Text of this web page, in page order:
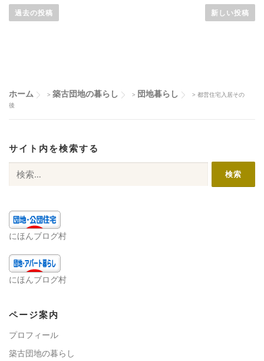
稿
シ
ョ
過去の投稿 新しい投稿
ホーム > 築古団地の暮らし > 団地暮らし > 都営住宅入居その
後
サイト内を検索する
索:
にほんブログ村
にほんブログ村
ページ案内
プロフィール
築古団地の暮らし